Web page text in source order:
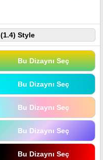
Style
Bu Dizaynı Seç
Bu Dizaynı Seç
Bu Dizaynı Seç
Bu Dizaynı Seç
Bu Dizaynı Seç